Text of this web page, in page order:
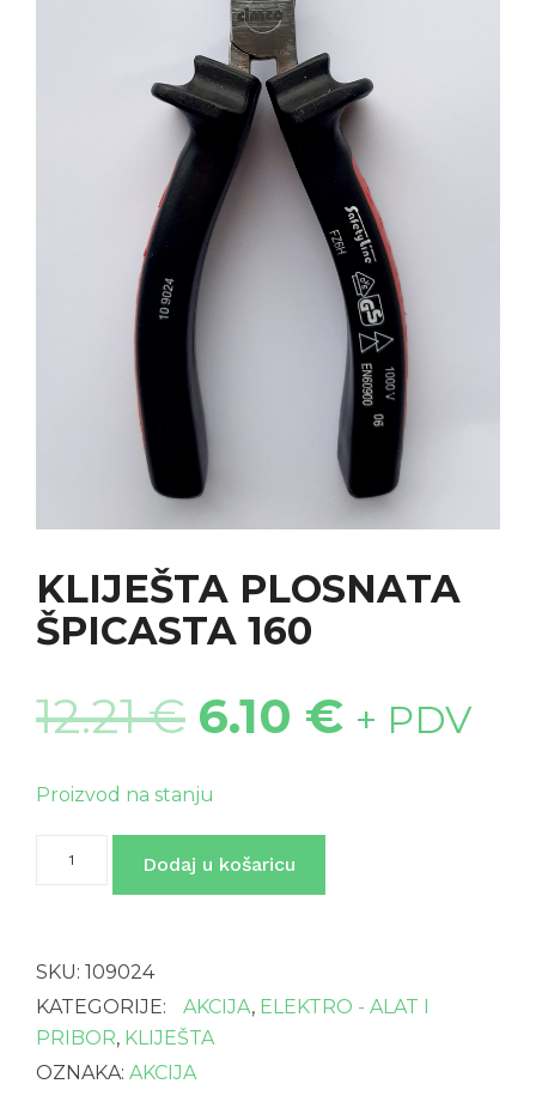
KLIJEŠTA PLOSNATA
ŠPICASTA 160
12.21€ 6.10 € + PDV
Proizvod na stanju
PLOSNATA
Dodaj u košaricu
SKU: 109024
KATEGORIJE:
AKCIJA, ELEKTRO - ALAT I
PRIBOR, KLIJEŠTA
OZNAKA: AKCIJA